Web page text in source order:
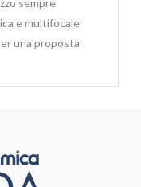
sempre
e multifocale
una proposta